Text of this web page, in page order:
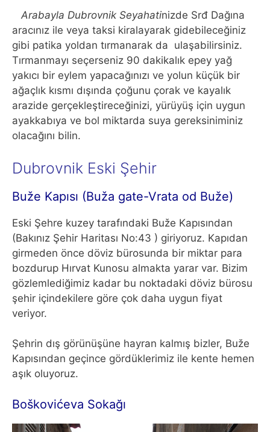
Arabayla Dubrovnik Seyahatinizde Srđ Dağına
aracınız ile veya taksi kiralayarak gidebileceğiniz
gibi patika yoldan tırmanarak da ulaşabilirsiniz.
Tırmanmayı seçerseniz 90 dakikalık epey yağ
yakıcı bir eylem yapacağınızı ve yolun küçük bir
ağaçlık kısmı dışında çoğunu çorak ve kayalık
arazide gerçekleştireceğinizi, yürüyüş için uygun
ayakkabıya ve bol miktarda suya gereksiniminiz
olacağını bilin.
Dubrovnik Eski Şehir
Buže Kapısı (Buža gate-Vrata od Buže)
Eski Şehre kuzey tarafındaki Buže Kapısından
(Bakınız Şehir Haritası No:43 ) giriyoruz. Kapıdan
girmeden önce döviz bürosunda bir miktar para
bozdurup Hırvat Kunosu almakta yarar var. Bizim
gözlemlediğimiz kadar bu noktadaki döviz bürosu
şehir içindekilere göre çok daha uygun fiyat
veriyor.
Şehrin dış görünüşüne hayran kalmış bizler, Buže
Kapısından geçince gördüklerimiz ile kente hemen
aşık oluyoruz.
Boškovićeva Sokağı